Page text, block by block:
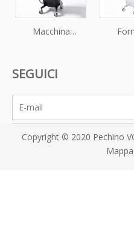
ringiovanimento
della pelle
Macchina
muscolare del
pelvico
SEGUICI
Copyright © 2020 Pechino